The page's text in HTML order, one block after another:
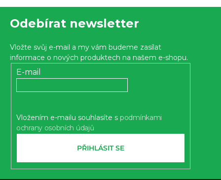
z 5
hvězdiček.
Odebírat newsletter
Vložte svůj e-mail a my vám budeme zasílat
informace o nových produktech na našem e-shopu.
E-mail
Vložením e-mailu souhlasíte s podmínkami
ochrany osobních údajů
PŘIHLÁSIT SE